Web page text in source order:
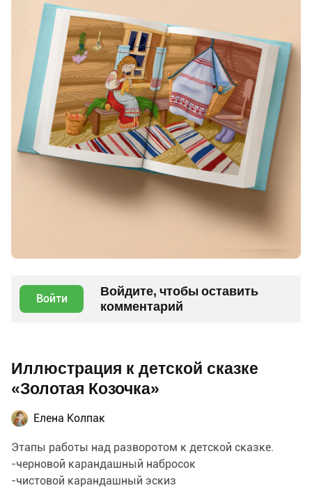
Войти
Войдите, чтобы оставить
комментарий
Иллюстрация к детской сказке
«Золотая Козочка»
Елена Колпак
Этапы работы над разворотом к детской сказке.
-черновой карандашный набросок
-чистовой карандашный эскиз